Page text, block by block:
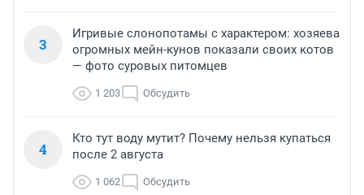
3
Игривые слонопотамы с характером: хозяева
огромных мейн-кунов показали своих котов
— фото суровых питомцев
1 203 Обсудить
4
Кто тут воду мутит? Почему нельзя купаться
после 2 августа
1 062 Обсудить